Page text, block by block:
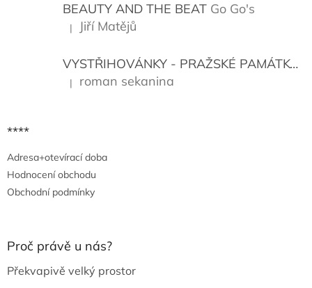
BEAUTY AND THE BEAT Go Go's
Hodnocení produktu je 5 z 5 hvězdiček.
| Jiří Matějů
VYSTŘIHOVÁNKY - PRAŽSKÉ PAMÁTKY
Hodnocení produktu je 5 z 5 hvězdiček.
| roman sekanina
****
Adresa+otevírací doba
Hodnocení obchodu
Obchodní podmínky
Proč právě u nás?
Překvapivě velký prostor